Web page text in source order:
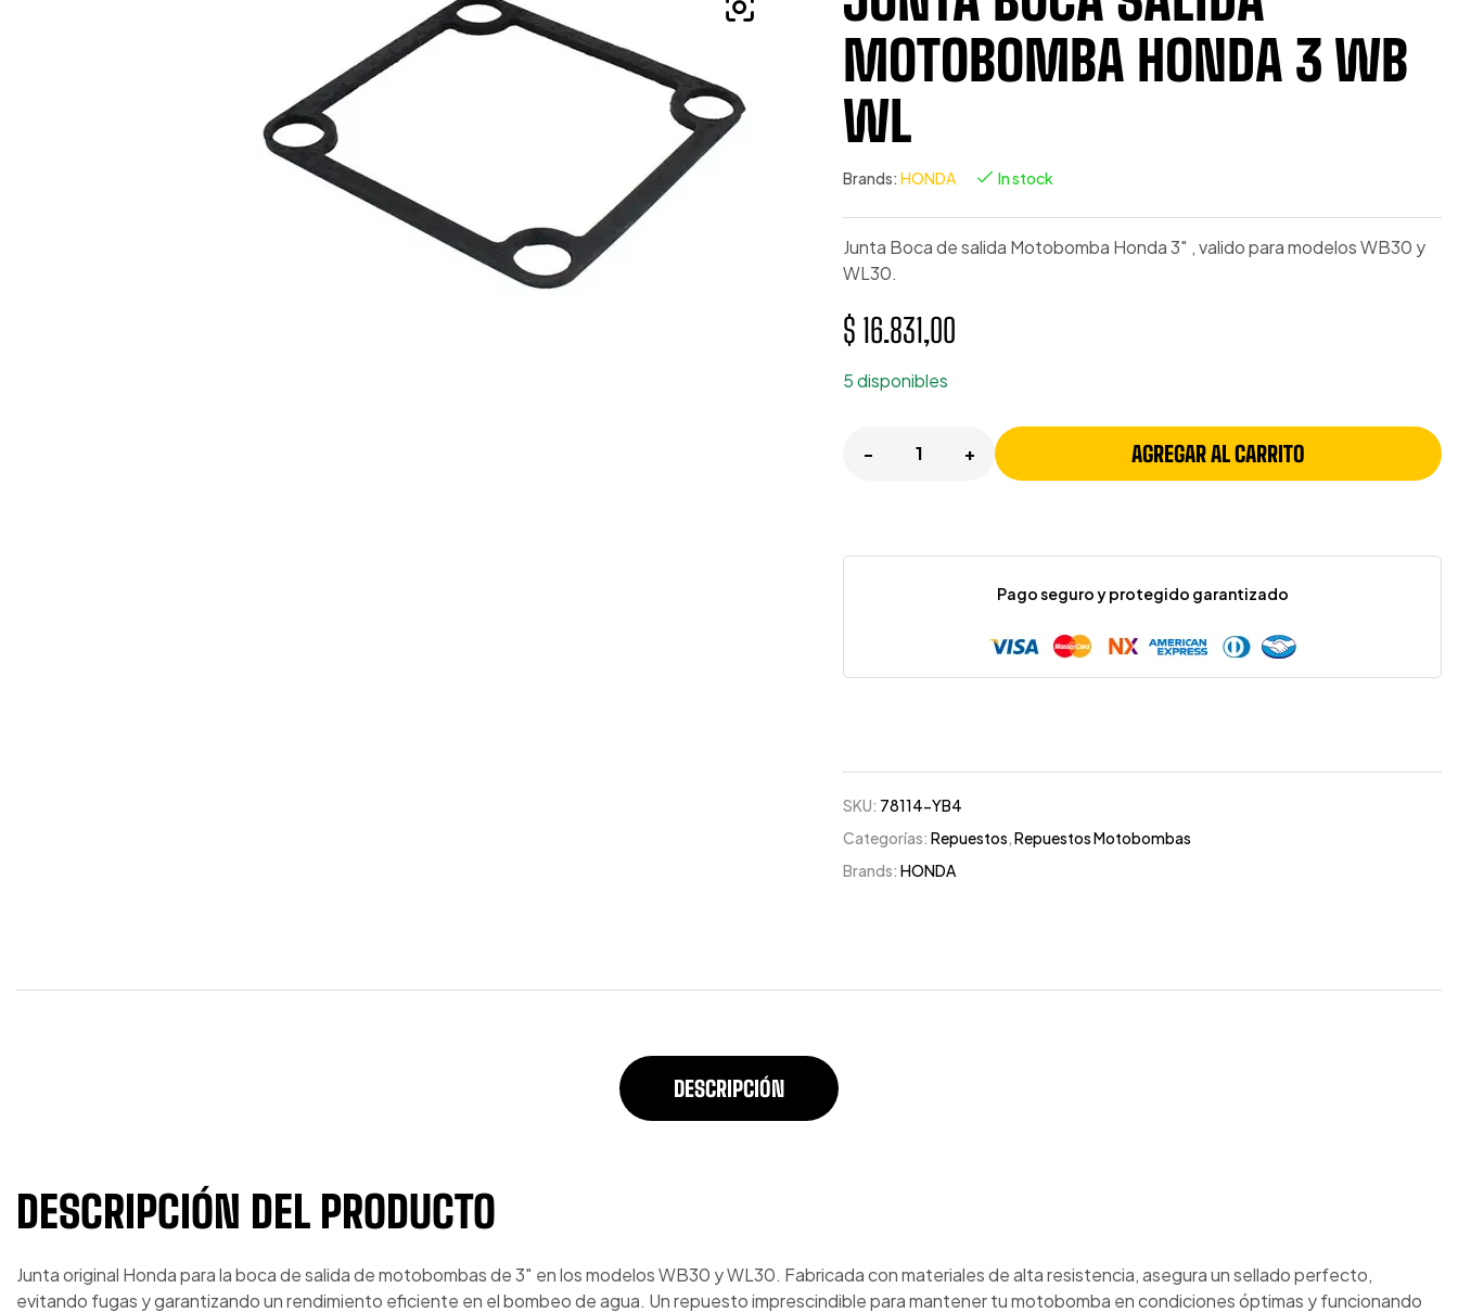
MOTOBOMBA HONDA 3 WB
WL
Brands:HONDA In stock
Junta Boca de salida Motobomba Honda 3″ , valido para modelos WB30 y
WL30.
$ 16.831,00
5 disponibles
- + AGREGAR AL CARRITO
Pago seguro y protegido garantizado
SKU: 78114-YB4
Categorías:Repuestos,Repuestos Motobombas
Brands:HONDA
DESCRIPCIÓN
DESCRIPCIÓN DEL PRODUCTO
Junta original Honda para la boca de salida de motobombas de 3″ en los modelos WB30 y WL30. Fabricada con materiales de alta resistencia, asegura un sellado perfecto,
evitando fugas y garantizando un rendimiento eficiente en el bombeo de agua. Un repuesto imprescindible para mantener tu motobomba en condiciones óptimas y funcionando